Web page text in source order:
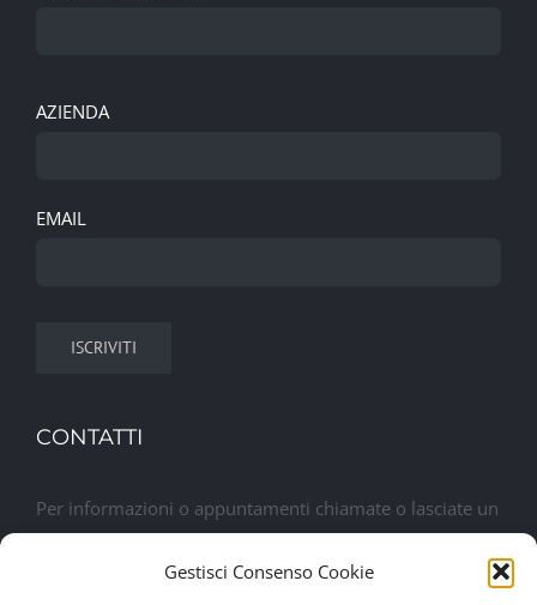
Gestisci Consenso Cookie
AZIENDA
EMAIL
CONTATTI
Per informazioni o appuntamenti chiamate o lasciate un